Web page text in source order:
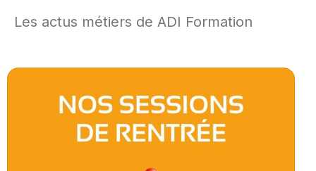
Les actus métiers de ADI Formation